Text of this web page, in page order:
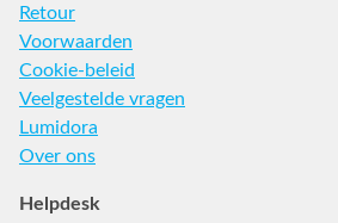
Retour
Voorwaarden
Cookie-beleid
Veelgestelde vragen
Lumidora
Over ons
Helpdesk